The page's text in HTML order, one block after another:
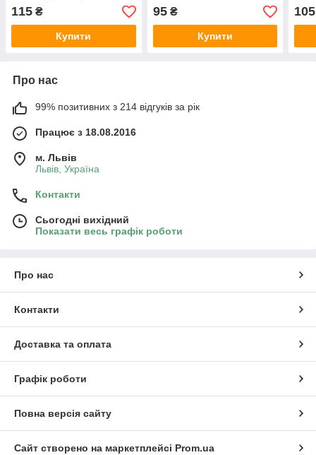
115 ₴
Купити
95₴
Купити
105
Про нас
99% позитивних з 214 відгуків за рік
Працює з 18.08.2016
м. Львів
Львів, Україна
Контакти
Сьогодні вихідний
Показати весь графік роботи
Про нас
Контакти
Доставка та оплата
Графік роботи
Повна версія сайту
Сайт створено на маркетплейсі Prom.ua